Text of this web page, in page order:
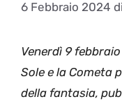
6 Febbraio 2024 di
Venerdì 9
Sole e la Cometa
della fantasia,